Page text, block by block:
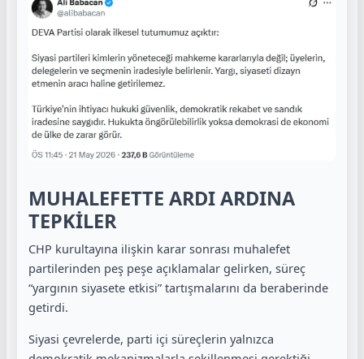
MUHALEFETTE ARDI ARDINA
TEPKİLER
CHP kurultayına ilişkin karar sonrası muhalefet
partilerinden peş peşe açıklamalar gelirken, süreç
“yargının siyasete etkisi” tartışmalarını da beraberinde
getirdi.
Siyasi çevrelerde, parti içi süreçlerin yalnızca